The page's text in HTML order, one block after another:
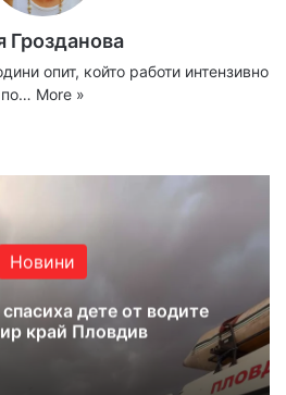
Грозданова
опит, който работи интензивно
по… More »
Новини
дете от водите
край Пловдив